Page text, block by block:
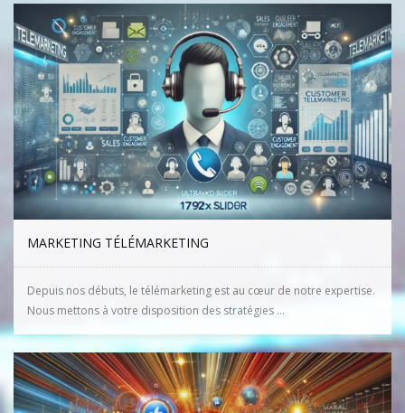
MARKETING TÉLÉMARKETING
Depuis nos débuts, le télémarketing est au cœur de notre expertise.
Nous mettons à votre disposition des stratégies ...